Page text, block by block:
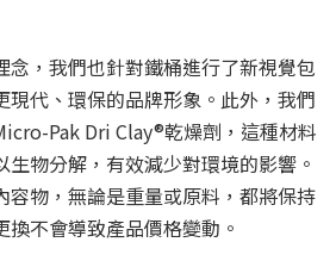
念，我們也針對鐵桶進行了新視覺包
現代、環保的品牌形象。此外，我們
Pak Dri Clay®乾燥劑，這種材料
物分解，有效減少對環境的影響。
容物，無論是重量或原料，都將保持
不會導致產品價格變動。